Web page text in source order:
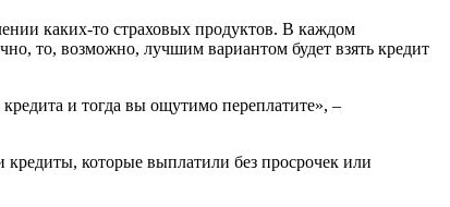
каких-то страховых продуктов. В каждом
то, возможно, лучшим вариантом будет взять кредит
и тогда вы ощутимо переплатите», –
которые выплатили без просрочек или